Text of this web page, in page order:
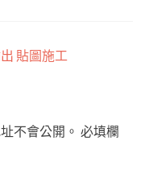
貼圖施工
不會公開。 必填欄